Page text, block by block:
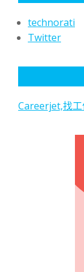
technorati
Twitter
Careerjet,找